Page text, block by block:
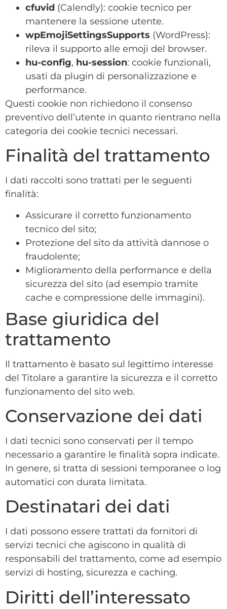
cfuvid (Calendly): cookie tecnico per
mantenere la sessione utente.
wpEmojiSettingsSupports (WordPress):
rileva il supporto alle emoji del browser.
hu-config, hu-session: cookie funzionali,
usati da plugin di personalizzazione e
performance.
Questi cookie non richiedono il consenso
preventivo dell’utente in quanto rientrano nella
categoria dei cookie tecnici necessari.
Finalità del trattamento
I dati raccolti sono trattati per le seguenti
finalità:
Assicurare il corretto funzionamento
tecnico del sito;
Protezione del sito da attività dannose o
fraudolente;
Miglioramento della performance e della
sicurezza del sito (ad esempio tramite
cache e compressione delle immagini).
Base giuridica del
trattamento
Il trattamento è basato sul legittimo interesse
del Titolare a garantire la sicurezza e il corretto
funzionamento del sito web.
Conservazione dei dati
I dati tecnici sono conservati per il tempo
necessario a garantire le finalità sopra indicate.
In genere, si tratta di sessioni temporanee o log
automatici con durata limitata.
Destinatari dei dati
I dati possono essere trattati da fornitori di
servizi tecnici che agiscono in qualità di
responsabili del trattamento, come ad esempio
servizi di hosting, sicurezza e caching.
Diritti dell’interessato